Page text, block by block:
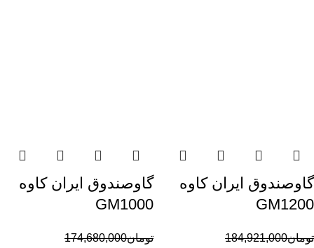
گاوصندوق ایران کاوه
GM1200
تومان184,921,000
گاوصندوق ایران کاوه
GM1000
تومان174,680,000